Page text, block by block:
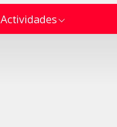
Actividades